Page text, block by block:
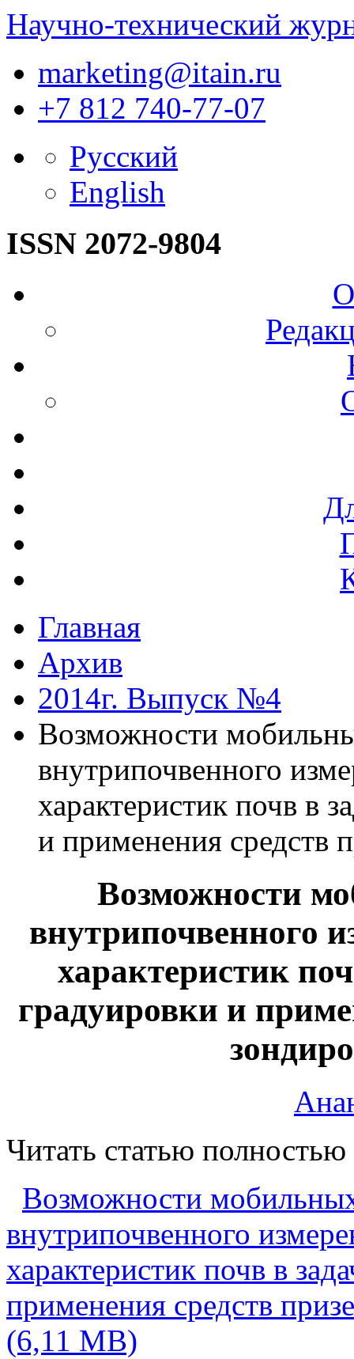
Научно-технический
marketing@itain.ru
+7 812 740-77-07
Русский
English
ISSN 2072-9804
Главная
Архив
2014г. Выпуск №4
Возможности
внутрипочвенного
характеристик почв в
и применения средств
Возможности
внутрипочвенного
характеристик
градуировки и
Читать статью полностью
Возможности
внутрипочвенного
характеристик почв в
применения средств
(6,11 MB)